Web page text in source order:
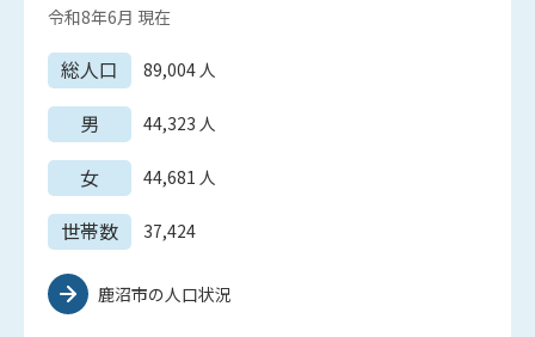
令和8年6月 現在
総人口 89,004人
男 44,323 人
女 44,681 人
世帯数 37,424
鹿沼市の人口状況